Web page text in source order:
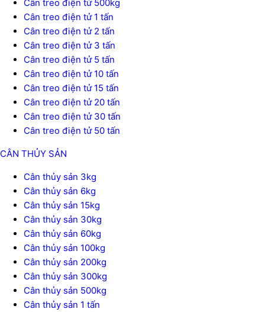
Cân treo điện tử 500kg
Cân treo điện tử 1 tấn
Cân treo điện tử 2 tấn
Cân treo điện tử 3 tấn
Cân treo điện tử 5 tấn
Cân treo điện tử 10 tấn
Cân treo điện tử 15 tấn
Cân treo điện tử 20 tấn
Cân treo điện tử 30 tấn
Cân treo điện tử 50 tấn
CÂN THỦY SẢN
Cân thủy sản 3kg
Cân thủy sản 6kg
Cân thủy sản 15kg
Cân thủy sản 30kg
Cân thủy sản 60kg
Cân thủy sản 100kg
Cân thủy sản 200kg
Cân thủy sản 300kg
Cân thủy sản 500kg
Cân thủy sản 1 tấn